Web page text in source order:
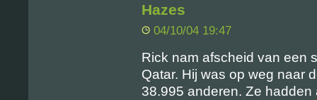
Hazes
04/10/04 19:47
Rick nam afscheid van een
Qatar. Hij was op weg naar
38.995 anderen. Ze